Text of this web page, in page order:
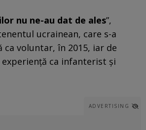
nu ne-au dat de ales”,
ucrainean, care s-a
voluntar, în 2015, iar de
ca infanterist și
ADVERTISING